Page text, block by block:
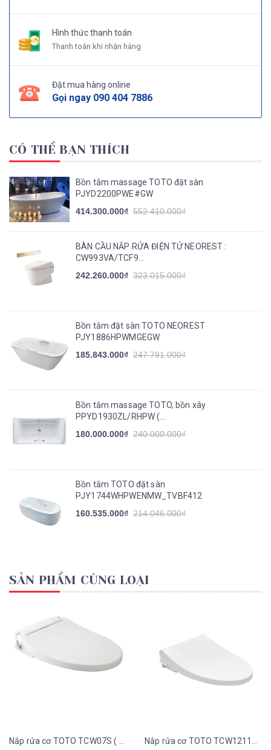
Hình thức thanh toán
Thanh toán khi nhận hàng
Đặt mua hàng online
Gọi ngay 090 404 7886
CÓ THỂ BẠN THÍCH
Bồn tắm massage TOTO đặt sàn
PJYD2200PWE#GW
414.300.000₫ 552.410.000₫
BÀN CẦU NẮP RỬA ĐIỆN TỬ NEOREST :
CW993VA/TCF9...
242.260.000₫ 323.015.000₫
Bồn tắm đặt sàn TOTO NEOREST
PJY1886HPWMGEGW
185.843.000₫ 247.791.000₫
Bồn tắm massage TOTO, bồn xây
PPYD1930ZL/RHPW (...
180.000.000₫ 240.000.000₫
Bồn tắm TOTO đặt sàn
PJY1744WHPWENMW_TVBF412
160.535.000₫ 214.046.000₫
SẢN PHẨM CÙNG LOẠI